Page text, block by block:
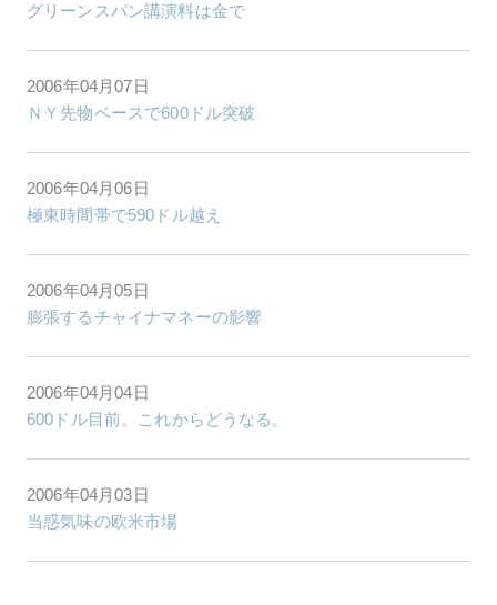
グリーンスパン講演料は金で
2006年04月07日
ＮＹ先物ベースで600ドル突破
2006年04月06日
極東時間帯で590ドル越え
2006年04月05日
膨張するチャイナマネーの影響
2006年04月04日
600ドル目前。これからどうなる。
2006年04月03日
当惑気味の欧米市場